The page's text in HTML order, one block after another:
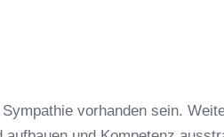
vorhanden sein.